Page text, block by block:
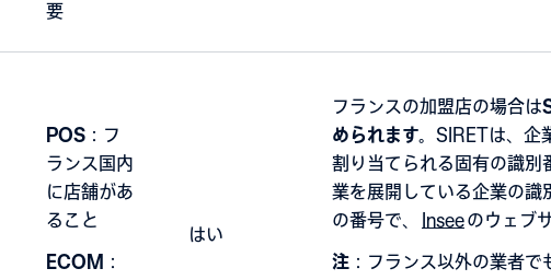
要
POS：フ
ランス国内
に店舗があ
ること
ECOM ：
はい
フランスの加盟店の場合は
められます。 SIRETは、企
割り当てられる固有の識別
業を展開している企業の識
の番号で、
Inseeのウェブ
注：フランス以外の業者で